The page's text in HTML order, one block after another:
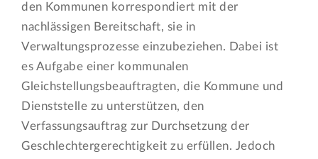
den Kommunen korrespondiert mit der
nachlässigen Bereitschaft, sie in
Verwaltungsprozesse einzubeziehen. Dabei ist
es Aufgabe einer kommunalen
Gleichstellungsbeauftragten, die Kommune und
Dienststelle zu unterstützen, den
Verfassungsauftrag zur Durchsetzung der
Geschlechtergerechtigkeit zu erfüllen. Jedoch